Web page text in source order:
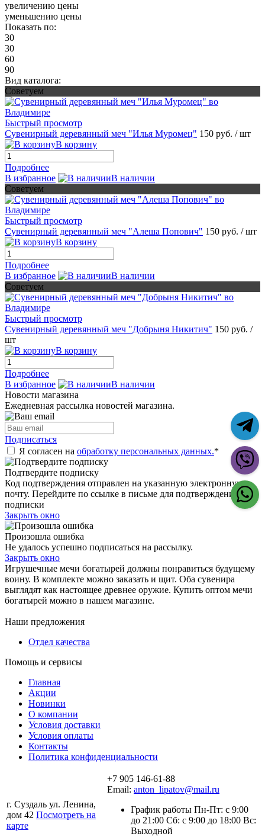
увеличению цены
уменьшению цены
Показать по:
30
30
60
90
Вид каталога:
Советуем
Быстрый просмотр
Сувенирный деревянный меч "Илья Муромец" 150 руб. / шт
В корзину
Подробнее
В избранное
В наличии
Советуем
Быстрый просмотр
Сувенирный деревянный меч "Алеша Попович" 150 руб. / шт
В корзину
Подробнее
В избранное
В наличии
Советуем
Быстрый просмотр
Сувенирный деревянный меч "Добрыня Никитич" 150 руб. /
шт
В корзину
Подробнее
В избранное
В наличии
Новости магазина
Ежедневная рассылка новостей магазина.
Подписаться
Я согласен на обработку персональных данных.*
Подтвердите подписку
Код подтверждения отправлен на указанную электронную
почту. Перейдите по ссылке в письме для подтверждения
подписки
Закрыть окно
Произошла ошибка
Не удалось успешно подписаться на рассылку.
Закрыть окно
Игрушечные мечи богатырей должны понравиться будущему
воину. В комплекте можно заказать и щит. Оба сувенира
выглядят как настоящее древнее оружие. Купить оптом мечи
богатырей можно в нашем магазине.
Наши предложения
Отдел качества
Помощь и сервисы
Главная
Акции
Новинки
О компании
Условия доставки
Условия оплаты
Контакты
Политика конфиденциальности
г. Суздаль ул. Ленина,
дом 42 Посмотреть на
карте
+7 905 146-61-88
Email: anton_lipatov@mail.ru
График работы Пн-Пт: с 9:00
до 21:00 Сб: с 9:00 до 18:00 Вс:
Выходной